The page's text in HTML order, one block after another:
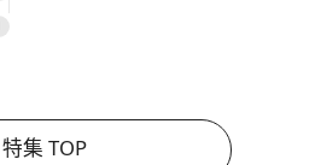
特集 TOP